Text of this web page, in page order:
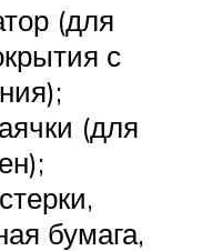
(для
с
(для
бумага,